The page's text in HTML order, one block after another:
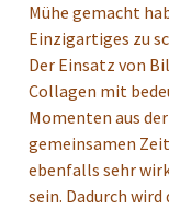
Mühe gemacht
Einzigartiges zu
Der Einsatz von
Collagen mit
Momenten aus der
gemeinsamen
ebenfalls sehr
sein. Dadurch wird